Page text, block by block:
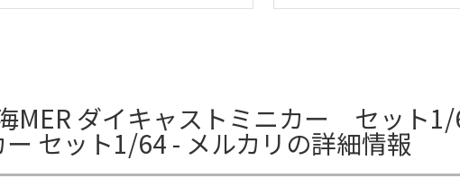
MER ダイキャストミニカー セット1/
セット1/64 - メルカリの詳細情報